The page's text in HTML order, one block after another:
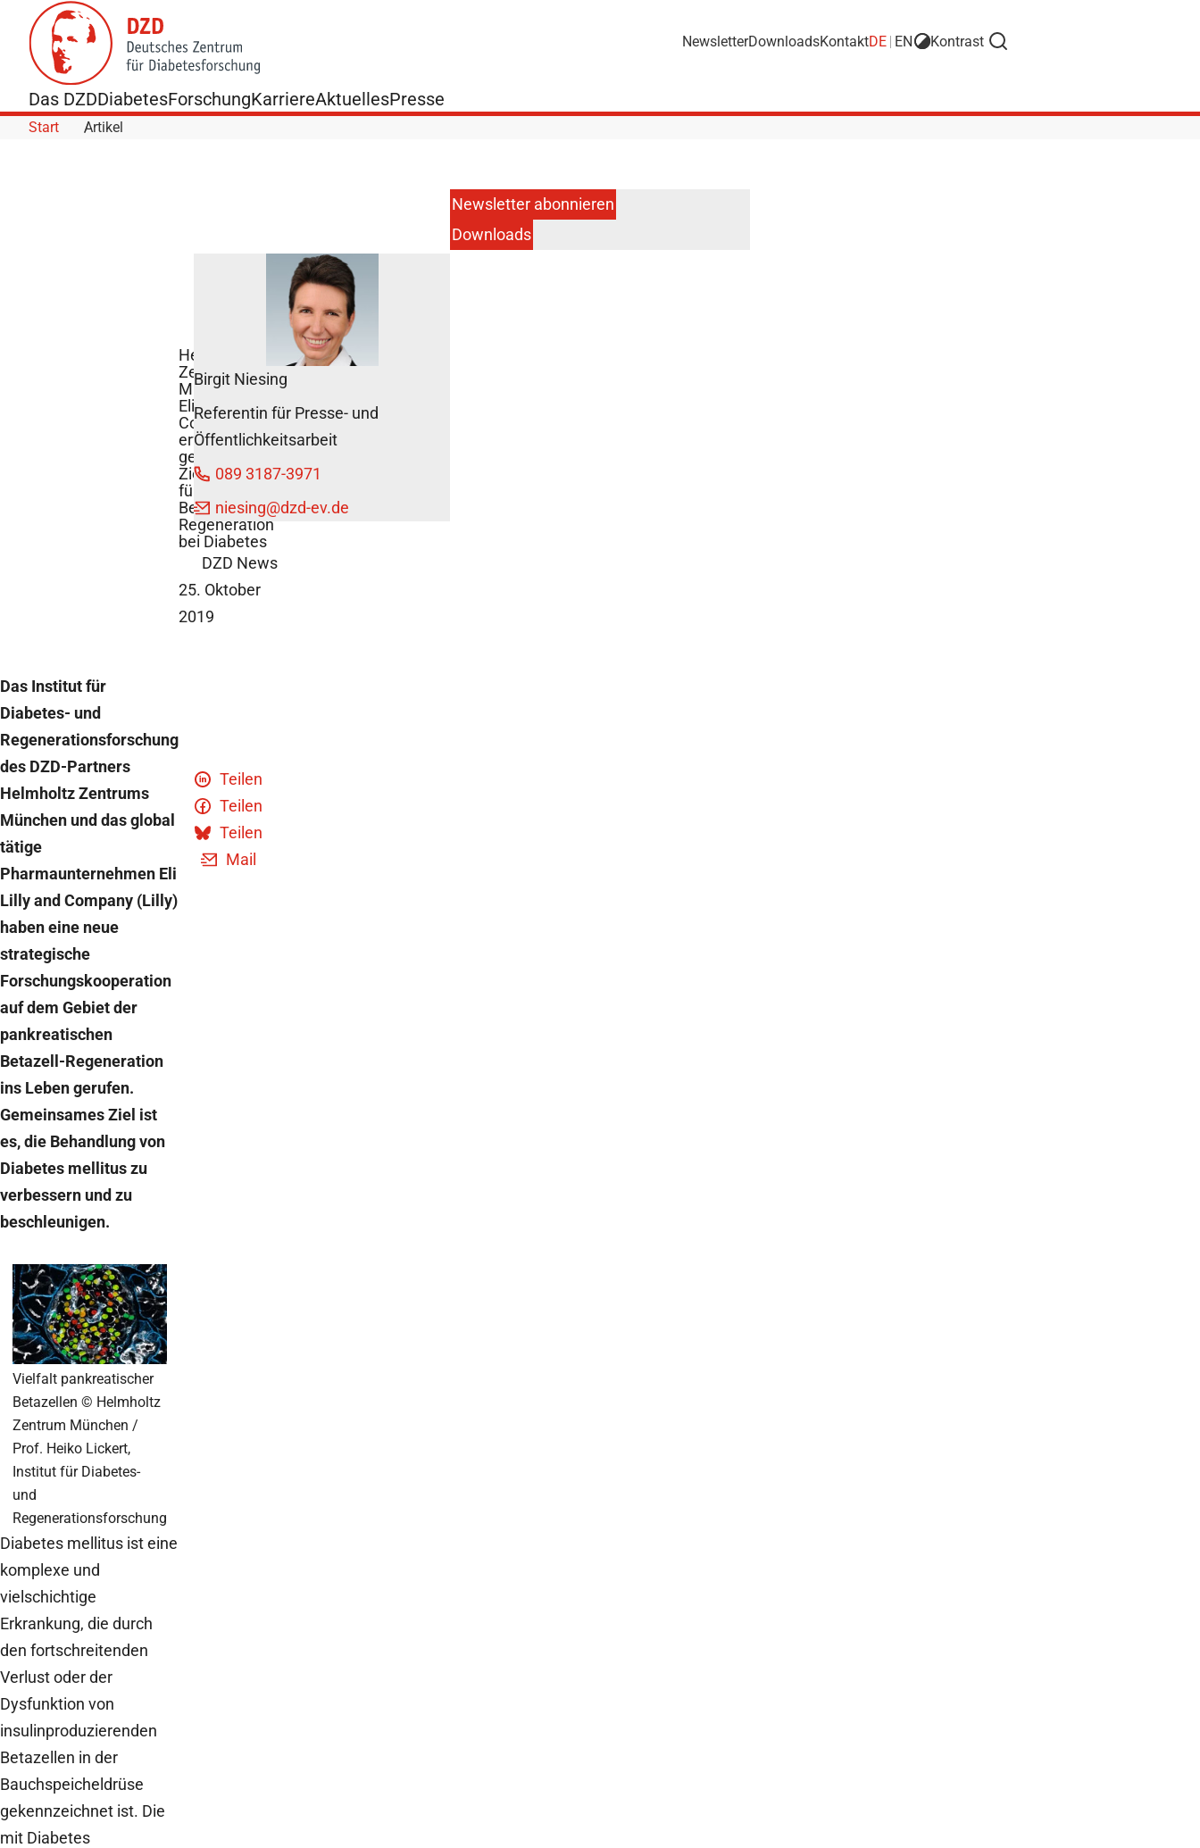
Skip to Content
NewsletterDownloadsKontaktDE EN Kontrast Suche
Das DZDDiabetesForschungKarriereAktuellesPresse
Start Artikel
Helmholtz
Zentrum
München und
Eli Lilly and
Company
erforschen
gemeinsam
Zielstrukturen
für die
Betazell-
Regeneration
bei Diabetes
DZD News
25. Oktober
2019
Das Institut für
Diabetes- und
Regenerationsforschung
des DZD-Partners
Helmholtz Zentrums
München und das global
tätige
Pharmaunternehmen Eli
Lilly and Company (Lilly)
haben eine neue
strategische
Forschungskooperation
auf dem Gebiet der
pankreatischen
Betazell-Regeneration
ins Leben gerufen.
Gemeinsames Ziel ist
es, die Behandlung von
Diabetes mellitus zu
verbessern und zu
beschleunigen.
Vielfalt pankreatischer
Betazellen © Helmholtz
Zentrum München /
Prof. Heiko Lickert,
Institut für Diabetes-
und
Regenerationsforschung
Diabetes mellitus ist eine
komplexe und
vielschichtige
Erkrankung, die durch
den fortschreitenden
Verlust oder der
Dysfunktion von
insulinproduzierenden
Betazellen in der
Bauchspeicheldrüse
gekennzeichnet ist. Die
mit Diabetes
Teilen
Teilen
Teilen
Mail
Birgit Niesing
Referentin für Presse- und
Öffentlichkeitsarbeit
089 3187-3971
niesing@dzd-ev.de
Newsletter abonnieren
Downloads